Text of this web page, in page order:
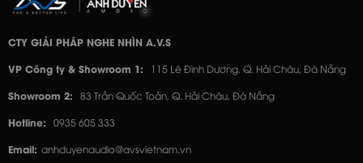
CTY GIẢI PHÁP NGHE NHÌN A.V.S
VP Công ty & Showroom 1: 115 Lê Đình Dương, Q. Hải Châu, Đà Nẵng
Showroom 2: 83 Trần Quốc Toản, Q. Hải Châu, Đà Nẵng
Hotline: 0935 605 333
Email: anhduyenaudio@avsvietnam.vn